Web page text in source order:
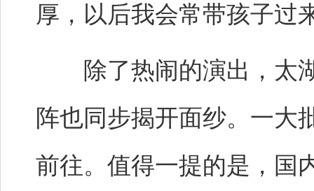
厚，以后我会常带孩子过
除了热闹的演出，太湖
阵也同步揭开面纱。一大
前往。值得一提的是，国